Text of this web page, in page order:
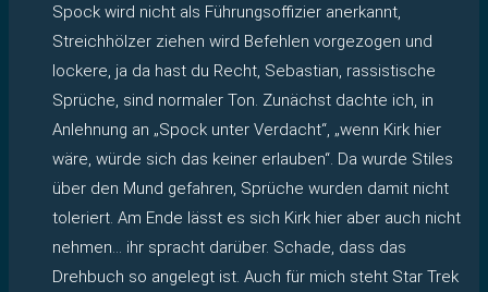
Spock wird nicht als Führungsoffizier anerkannt,
Streichhölzer ziehen wird Befehlen vorgezogen und
lockere, ja da hast du Recht, Sebastian, rassistische
Sprüche, sind normaler Ton. Zunächst dachte ich, in
Anlehnung an „Spock unter Verdacht“, „wenn Kirk hier
wäre, würde sich das keiner erlauben“. Da wurde Stiles
über den Mund gefahren, Sprüche wurden damit nicht
toleriert. Am Ende lässt es sich Kirk hier aber auch nicht
nehmen… ihr spracht darüber. Schade, dass das
Drehbuch so angelegt ist. Auch für mich steht Star Trek